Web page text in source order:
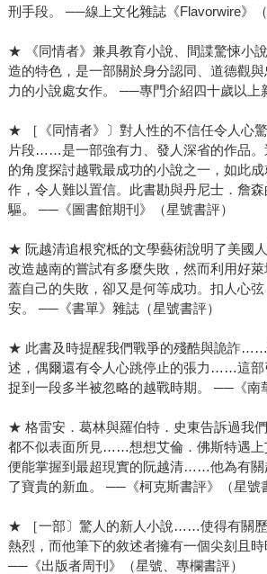
刑手段。 ──線上文化雜誌《Flavorwire》（
★ 《同情者》兼具教育小說、間諜驚悚小
造的特色，是一部關於身分認同、道德觀
力的小說處女作。 ──專門介紹四十歲以上
★ ［《同情者》〕對人性的不信任令人心
片段……是一部強有力、發人深省的作品。
的角度探討越戰最成功的小說之一，如此
作，令人難以置信。此書勘與丹尼士．詹
驅。 ──《圖書館期刊》（星號書評）
★ 阮越清追根究柢的文學藝術說明了美國
改造越南的嘗試有多麼失敗，然而利用好
蓋自己的失敗，卻又是何等成功。扣人心
安。 ──《書單》雜誌（星號書評）
★ 此書及時提醒我們戰爭的殘酷與詭詐
述，偶爾還有令人心跳停止的張力……這部
捉到一段多半被忽略的越戰時期。 ──《南
★ 格雷安．葛林與羅伯特．史東告訴過我
都不似表面所見……想想艾倫．佛斯特遇上
便能掌握到最超現實的阮越清……他為有關
了寶貴的新血。 ──《柯克斯書評》（星號
★ ［一部〕驚人的新人小說……使得有關歷
熱烈，而他筆下的敘述者擁有一個尖刻且時
──《出版者周刊》（星號、專欄書評）